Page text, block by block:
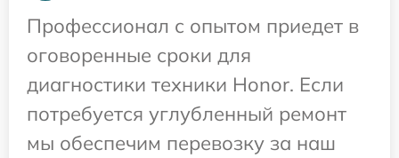
Профессионал с опытом приедет в
оговоренные сроки для
диагностики техники Honor. Если
потребуется углубленный ремонт
мы обеспечим перевозку за наш